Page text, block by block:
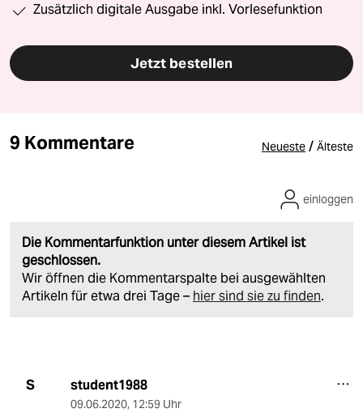
Zusätzlich digitale Ausgabe inkl. Vorlesefunktion
Jetzt bestellen
9 Kommentare Neueste / Älteste
Die Kommentarfunktion unter diesem Artikel ist
geschlossen.
Wir öffnen die Kommentarspalte bei ausgewählten
Artikeln für etwa drei Tage – hier sind sie zu finden.
einloggen
S student1988
09.06.2020, 12:59 Uhr